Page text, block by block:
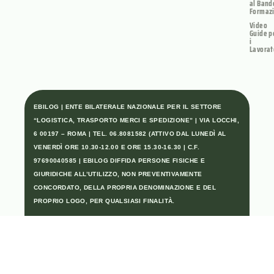
al
Video
Guide
i
EBILOG | ENTE BILATERALE NAZIONALE PER IL SETTORE
“LOGISTICA, TRASPORTO MERCI E SPEDIZIONE” | VIA LOCCHI,
6 00197 – ROMA | TEL. 06.8081582 (ATTIVO DAL LUNEDÌ AL
VENERDÌ ORE 10.30-12.00 E ORE 15.30-16.30 | C.F.
97690040585 | EBILOG DIFFIDA PERSONE FISICHE E
GIURIDICHE ALL’UTILIZZO, NON PREVENTIVAMENTE
CONCORDATO, DELLA PROPRIA DENOMINAZIONE E DEL
PROPRIO LOGO, PER QUALSIASI FINALITÀ.